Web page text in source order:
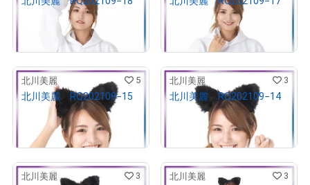
10,000
売出し（初回販売） 売出し（初回販売）
北川美麗 5
北川美麗 RQ202109−15
10,000
売出し（初回販売）
北川美麗 3
北川美麗 RQ202109−14
10,000
売出し（初回販売）
北川美麗 3 北川美麗 3